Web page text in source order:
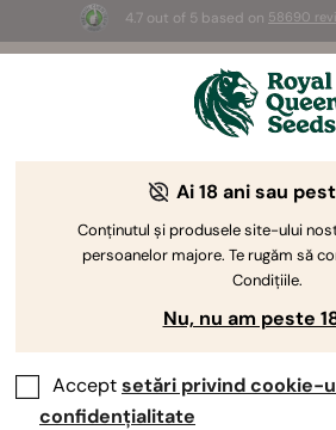
4.7 out of 5 based on 58690
☀️ Summer Sales: Up to
selected products! ⏤
Cultivarea Cosmos F1:
săptămână cu săptămână
Ai 18 ani sau
Conținutul și produsele site-ului
persoanelor majore. Te rugăm să
Condițiile.
Nu, nu am peste
Acceptsetări privind cookie-
confidențialitate